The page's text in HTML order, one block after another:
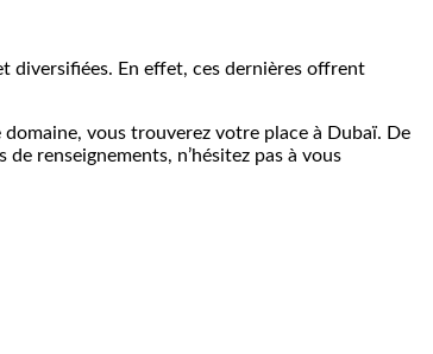
diversifiées. En effet, ces dernières offrent
vous trouverez votre place à Dubaï. De
renseignements, n’hésitez pas à vous